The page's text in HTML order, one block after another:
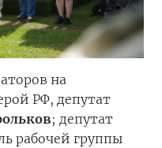
на
РФ, депутат
; депутат
рабочей группы